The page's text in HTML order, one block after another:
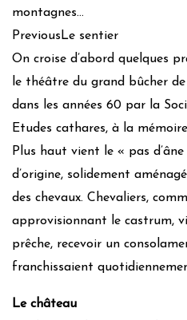
montagnes…
PreviousLe sentier
On croise d’abord quelques
le théâtre du grand bûcher
dans les années 60 par la
Etudes cathares, à la
Plus haut vient le « pas
d’origine, solidement
des chevaux. Chevaliers,
approvisionnant le castrum,
prêche, recevoir un
franchissaient
Le château